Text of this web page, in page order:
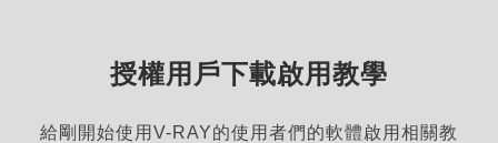
授權用戶下載啟用教學
給剛開始使用V-RAY的使用者們的軟體啟用相關教